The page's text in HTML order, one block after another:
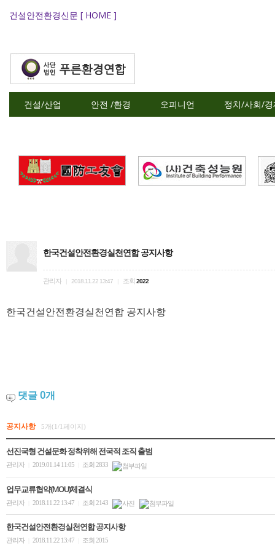
건설안전환경신문 [ HOME ]
건설/산업 안전 /환경 오피니언 정치/사회/경
한국건설안전환경실천연합 공지사항
관리자 2018.11.22 13:47 조회 2022
한국건설안전환경실천연합 공지사항
댓글0개
공지사항 5개(1/1페이지)
선진국형 건설문화 정착위해 전국적 조직 출범
관리자 2019.01.14 11:05 조회 2833
업무교류협약(MOU)체결식
관리자 2018.11.22 13:47 조회 2143
한국건설안전환경실천연합 공지사항
관리자 2018.11.22 13:47 조회 2015